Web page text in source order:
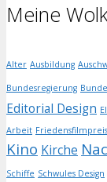
Meine
Alter Ausbildung
Bundesregierung
Editorial Design
Arbeit Friedensfilmpreis
Kino Kirche
Schiffe Schwules Design